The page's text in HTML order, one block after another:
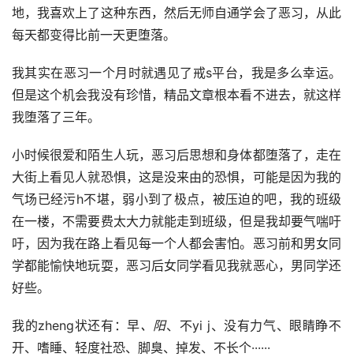
地，我喜欢上了这种东西，然后无师自通学会了恶习，从此
每天都变得比前一天更堕落。
我其实在恶习一个月时就遇见了戒s平台，我是多么幸运。
但是这个机会我没有珍惜，精品文章根本看不进去，就这样
我堕落了三年。
小时候很爱和陌生人玩，恶习后思想和身体都堕落了，走在
大街上看见人就恐惧，这是没来由的恐惧，可能是因为我的
气场已经污h不堪，弱小到了极点，被压迫的吧，我的班级
在一楼，不需要费太大力就能走到班级，但是我却要气喘吁
吁，因为我在路上看见每一个人都会害怕。恶习前和男女同
学都能愉快地玩耍，恶习后女同学看见我就恶心，男同学还
好些。
我的zheng状还有：早、阳、不yi j、没有力气、眼睛睁不
开、嗜睡、轻度社恐、脚臭、掉发、不长个······